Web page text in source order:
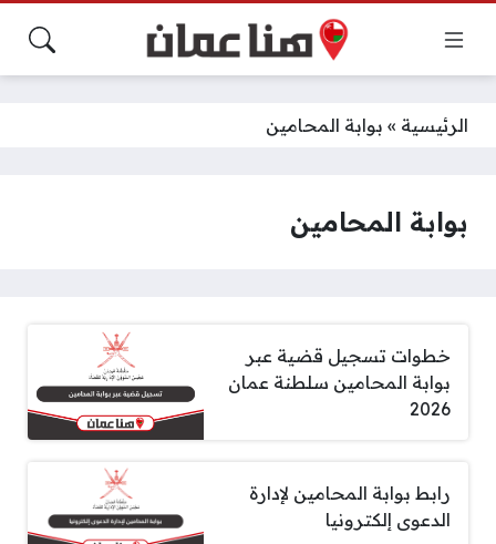
الرئيسية » بوابة المحامين
بوابة المحامين
خطوات تسجيل قضية عبر
بوابة المحامين سلطنة عمان
2026
رابط بوابة المحامين لإدارة
الدعوى إلكترونيا